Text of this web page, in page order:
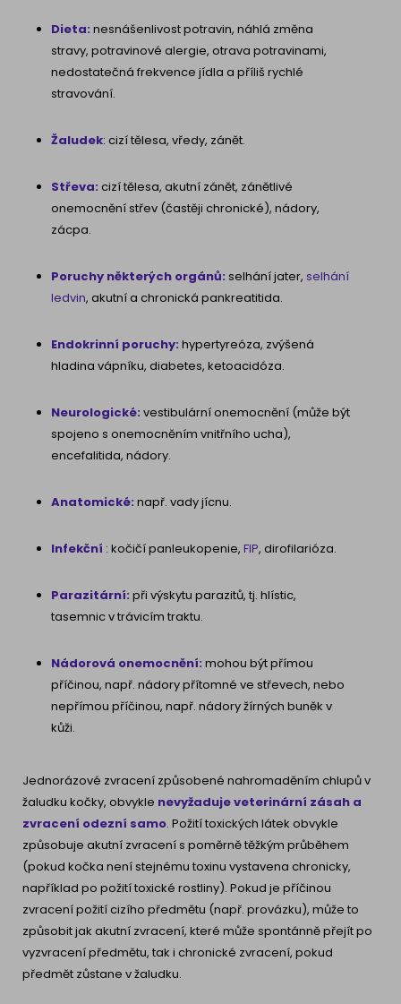
Dieta: nesnášenlivost potravin, náhlá změna
stravy, potravinové alergie, otrava potravinami,
nedostatečná frekvence jídla a příliš rychlé
stravování.
Žaludek: cizí tělesa, vředy, zánět.
Střeva: cizí tělesa, akutní zánět, zánětlivé
onemocnění střev (častěji chronické), nádory,
zácpa.
Poruchy některých orgánů: selhání jater, selhání
ledvin, akutní a chronická pankreatitida.
Endokrinní poruchy: hypertyreóza, zvýšená
hladina vápníku, diabetes, ketoacidóza.
Neurologické: vestibulární onemocnění (může být
spojeno s onemocněním vnitřního ucha),
encefalitida, nádory.
Anatomické: např. vady jícnu.
Infekční : kočičí panleukopenie, FIP, dirofilarióza.
Parazitární: při výskytu parazitů, tj. hlístic,
tasemnic v trávicím traktu.
Nádorová onemocnění: mohou být přímou
příčinou, např. nádory přítomné ve střevech, nebo
nepřímou příčinou, např. nádory žírných buněk v
kůži.
Jednorázové zvracení způsobené nahromaděním chlupů v
žaludku kočky, obvykle nevyžaduje veterinární zásah a
zvracení odezní samo. Požití toxických látek obvykle
způsobuje akutní zvracení s poměrně těžkým průběhem
(pokud kočka není stejnému toxinu vystavena chronicky,
například po požití toxické rostliny). Pokud je příčinou
zvracení požití cizího předmětu (např. provázku), může to
způsobit jak akutní zvracení, které může spontánně přejít po
vyzvracení předmětu, tak i chronické zvracení, pokud
předmět zůstane v žaludku.